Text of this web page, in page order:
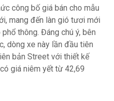
công bố giá bán cho mẫu
mang đến làn gió tươi mới
thông. Đáng chú ý, bên
dòng xe này lần đầu tiên
bản Street với thiết kế
giá niêm yết từ 42,69